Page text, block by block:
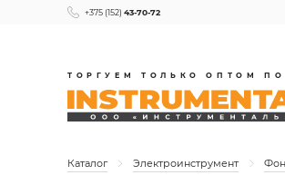
+375 (152) 43-70-72
ТОРГУЕМ ТОЛЬКО ОПТОМ
Каталог Электроинструмент